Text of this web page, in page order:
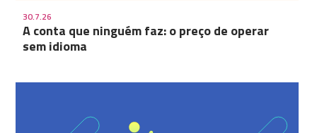
30.7.26
A conta que ninguém faz: o preço de operar
sem idioma